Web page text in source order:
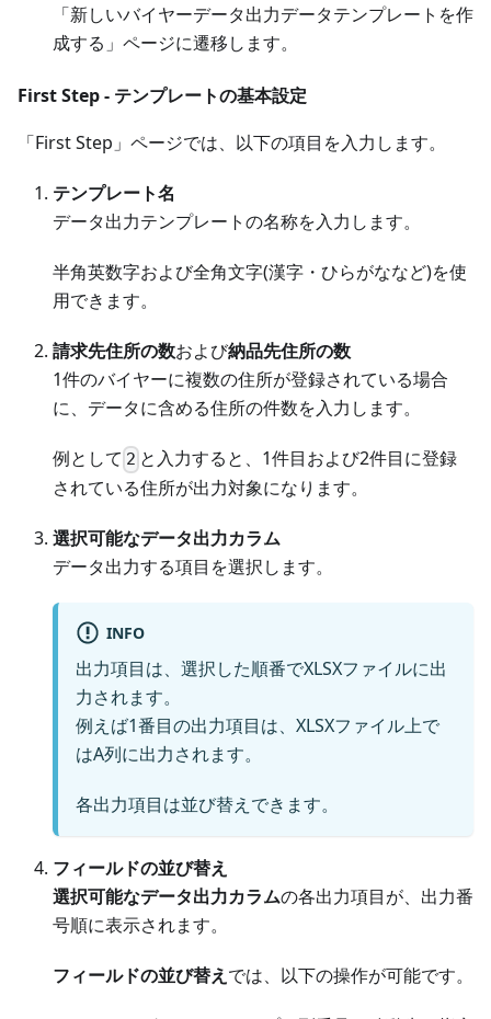
「新しいバイヤーデータ出力データテンプレートを作
成する」ページに遷移します。
First Step - テンプレートの基本設定
「First Step」ページでは、以下の項目を入力します。
テンプレート名
データ出力テンプレートの名称を入力します。
半角英数字および全角文字(漢字・ひらがななど)を使
用できます。
請求先住所の数および納品先住所の数
1件のバイヤーに複数の住所が登録されている場合
に、データに含める住所の件数を入力します。
例として 2 と入力すると、1件目および2件目に登録
されている住所が出力対象になります。
選択可能なデータ出力カラム
データ出力する項目を選択します。
INFO
出力項目は、選択した順番でXLSXファイルに出
力されます。
例えば1番目の出力項目は、XLSXファイル上で
はA列に出力されます。
各出力項目は並び替えできます。
フィールドの並び替え
選択可能なデータ出力カラムの各出力項目が、出力番
号順に表示されます。
フィールドの並び替え では、以下の操作が可能です。